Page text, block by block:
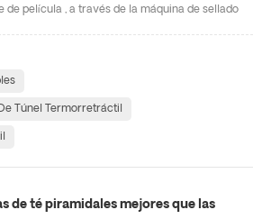
de película , a través de la máquina de sellado
calentar, de modo que el material de embalaje
el producto. Los productos envasados
Túnel Termorretráctil
de té piramidales mejores que las